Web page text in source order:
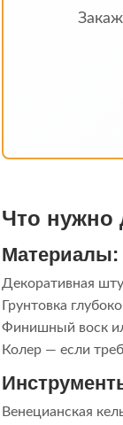
Что нужно
Материалы:
Декоративная
Грунтовка
Финишный воск
Колер — если
Венецианская